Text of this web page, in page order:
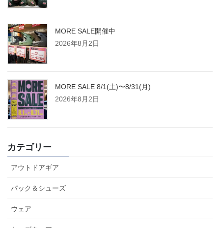
MORE SALE開催中
2026年8月2日
MORE SALE 8/1(土)〜8/31(月)
2026年8月2日
カテゴリー
アウトドアギア
パック＆シューズ
ウェア